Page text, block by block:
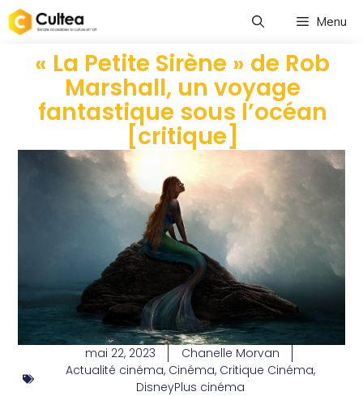
Menu
« La Petite Sirène » de Rob
Marshall, un voyage
fantastique sous l’océan
[critique]
mai 22, 2023
Chanelle Morvan
Actualité cinéma, Cinéma, Critique Cinéma,
DisneyPlus cinéma